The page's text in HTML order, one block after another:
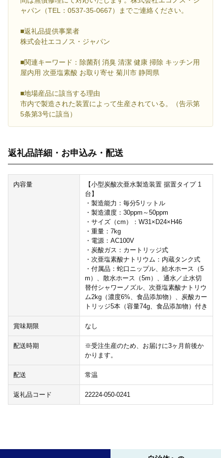
ャパン（TEL：0537-35-0667）までご連絡ください。
■返礼品提供事業者
株式会社エコノス・ジャパン
■関連キーワード：除菌剤 消臭 清潔 健康 掃除 キッチン用
屋内用 次亜塩素酸 お取り寄せ 菊川市 静岡県
■地場産品に該当する理由
市内で製造された装置によって生産されている。（告示第
5条第3号に該当）
返礼品詳細・お申込み・配送
内容量
【小型炭酸次亜水製造装置 据置タイプ 1
台】
・製造能力：毎分5リットル
・製造濃度：30ppm～50ppm
・サイズ（cm）：W31×D24×H46
・重量：7kg
・電源：AC100V
・炭酸ガス：カートリッジ式
・次亜塩素酸ナトリウム：内蔵タンク式
・付属品：蛇口ニップル、給水ホース（5
m）、散水ホース（5m）、通水／止水切
替付シャワーノズル、次亜塩素酸ナトリウ
ム2kg（濃度6%、食品添加物）、炭酸カー
トリッジ5本（容量74g、食品添加物）付き
賞味期限 なし
配送時期
※受注生産のため、お届けに3ヶ月前後か
かります。
配送 常温
返礼品コード 22224-050-0241